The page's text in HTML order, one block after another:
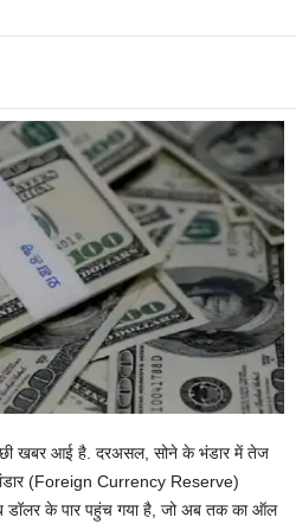
खबर आई है. दरअसल, सोने के भंडार में तेज
भंडार (Foreign Currency Reserve)
डॉलर के पार पहुंच गया है, जो अब तक का ऑल